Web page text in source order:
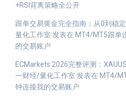
+RSI背离策略全公开
跟单交易黄金完全指南：从0到稳
量化工作室 发表在 MT4/MT5跟单
的交易账户
ECMarkets 2026完整评测：
一财经/量化工作室 发表在 MT4/
钟连接我的交易账户